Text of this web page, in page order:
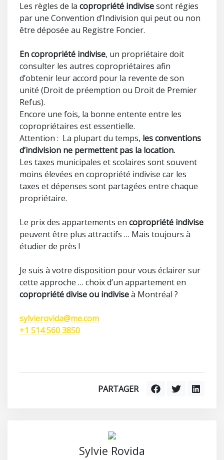
Les règles de la copropriété indivisesont régies
par une Convention d’Indivision qui peut ou non
être déposée au Registre Foncier.
En copropriété indivise, un propriétaire doit
consulter les autres copropriétaires afin
d’obtenir leur accord pour la revente de son
unité (Droit de préemption ou Droit de Premier
Refus).
Encore une fois, la bonne entente entre les
copropriétaires est essentielle.
Attention : La plupart du temps, les conventions
d’indivision ne permettent pas la location.
Les taxes municipales et scolaires sont souvent
moins élevées en copropriété indivise car les
taxes et dépenses sont partagées entre chaque
propriétaire.
Le prix des appartements en copropriété indivise
peuvent être plus attractifs … Mais toujours à
étudier de près !
Je suis à votre disposition pour vous éclairer sur
cette approche … choix d’un appartement en
copropriété divise ou indiviseà Montréal ?
sylvierovida@me.com
+1 514 560 3850
PARTAGER
Sylvie Rovida